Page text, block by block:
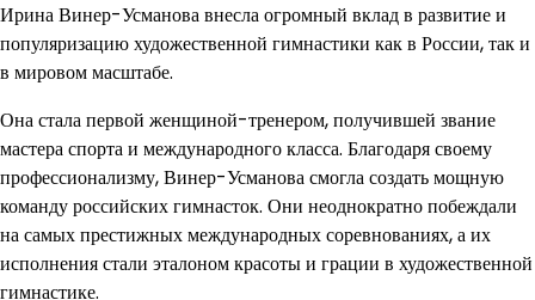
Ирина Винер-Усманова внесла огромный вклад в развитие и
популяризацию художественной гимнастики как в России, так и
в мировом масштабе.
Она стала первой женщиной-тренером, получившей звание
мастера спорта и международного класса. Благодаря своему
профессионализму, Винер-Усманова смогла создать мощную
команду российских гимнасток. Они неоднократно побеждали
на самых престижных международных соревнованиях, а их
исполнения стали эталоном красоты и грации в художественной
гимнастике.